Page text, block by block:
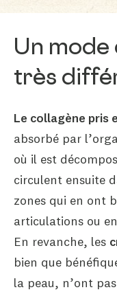
Un
très
Le collagène pris
absorbé par
où il est
circulent ensuite
zones qui en ont
articulations ou
En revanche, les
bien que
la peau, n’ont